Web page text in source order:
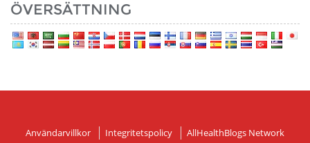
ÖVERSÄTTNING
Användarvillkor Integritetspolicy AllHealthBlogs Network